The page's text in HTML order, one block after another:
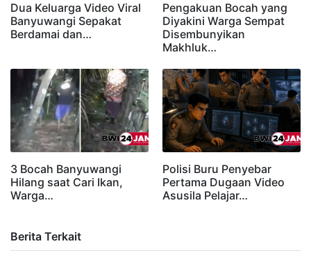
Dua Keluarga Video Viral
Banyuwangi Sepakat
Berdamai dan…
Pengakuan Bocah yang
Diyakini Warga Sempat
Disembunyikan
Makhluk…
3 Bocah Banyuwangi
Hilang saat Cari Ikan,
Warga…
Polisi Buru Penyebar
Pertama Dugaan Video
Asusila Pelajar…
Berita Terkait